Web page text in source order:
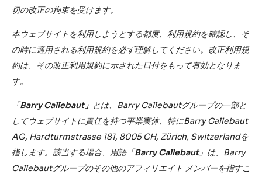
切の改正の拘束を受けます。
本ウェブサイトを利用しようとする都度、利用規約を確認し、そ
の時に適用される利用規約を必ず理解してください。改正利用規
約は、その改正利用規約に示された日付をもって有効となりま
す。
「Barry Callebaut」 とは、Barry Callebautグループの一部と
してウェブサイトに責任を持つ事業実体、特にBarry Callebaut
AG, Hardturmstrasse 181, 8005 CH, Zürich, Switzerlandを
指します。該当する場合、用語「Barry Callebaut」は、Barry
Callebautグループのその他のアフィリエイト メンバーを指すこ